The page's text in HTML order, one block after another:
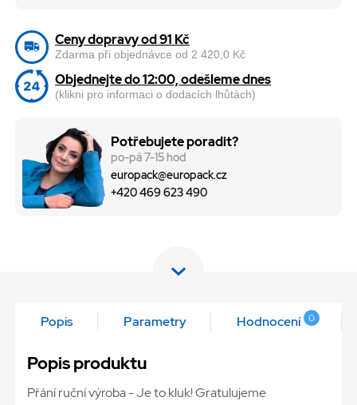
Ceny dopravy od 91 Kč
Zdarma při objednávce od 2 420,0 Kč
Objednejte do 12:00, odešleme dnes
(klikni pro informaci o dodacích lhůtách)
Potřebujete poradit?
po-pá 7-15 hod
europack@europack.cz
+420 469 623 490
Popis Parametry Hodnocení 0
Popis produktu
Přání ruční výroba - Je to kluk! Gratulujeme